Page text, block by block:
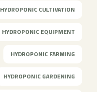
HYDROPONIC CULTIVATION
HYDROPONIC EQUIPMENT
HYDROPONIC FARMING
HYDROPONIC GARDENING